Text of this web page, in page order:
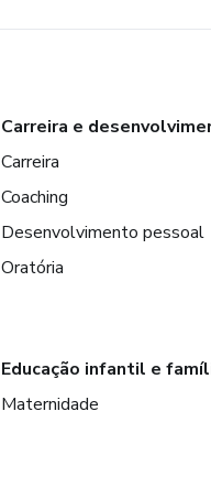
Carreira e
Carreira
Coaching
Desenvolvimento pessoal
Oratória
Educação infantil e
Maternidade